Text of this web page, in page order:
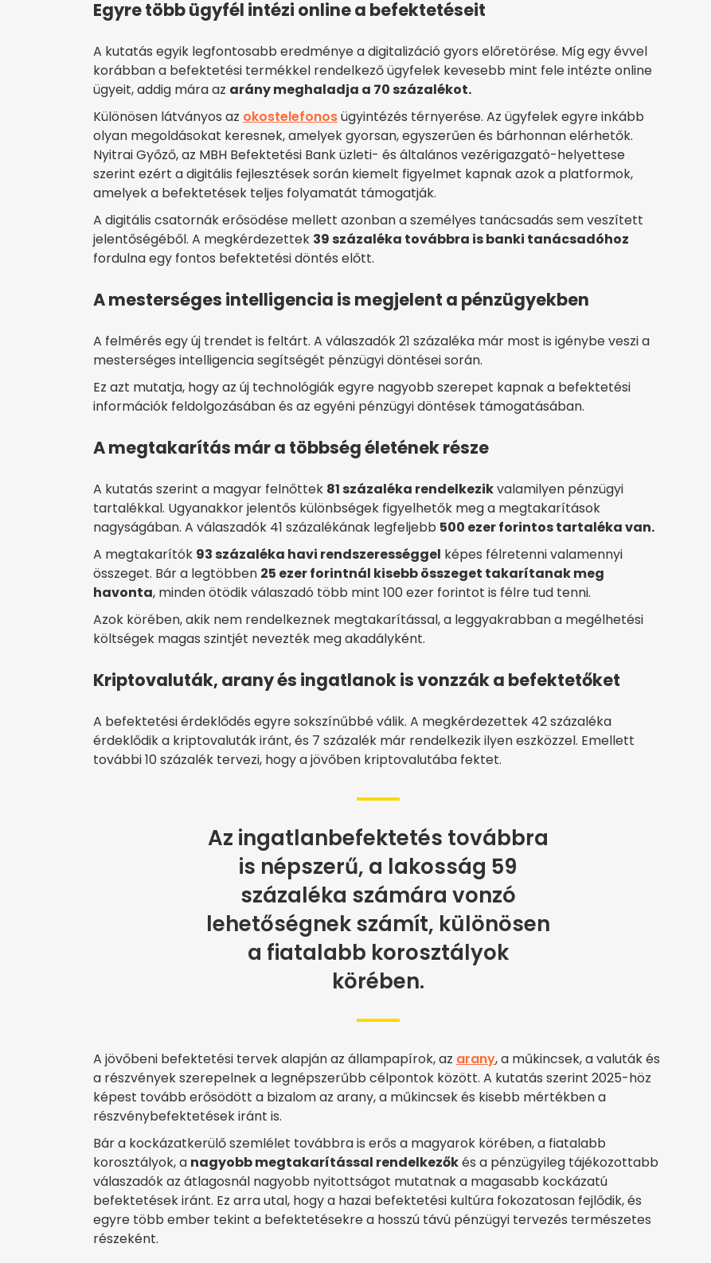
Egyre több ügyfél intézi online a befektetéseit
A kutatás egyik legfontosabb eredménye a digitalizáció gyors előretörése. Míg egy évvel
korábban a befektetési termékkel rendelkező ügyfelek kevesebb mint fele intézte online
ügyeit, addig mára az arány meghaladja a 70 százalékot.
Különösen látványos az okostelefonosügyintézés térnyerése. Az ügyfelek egyre inkább
olyan megoldásokat keresnek, amelyek gyorsan, egyszerűen és bárhonnan elérhetők.
Nyitrai Győző, az MBH Befektetési Bank üzleti- és általános vezérigazgató-helyettese
szerint ezért a digitális fejlesztések során kiemelt figyelmet kapnak azok a platformok,
amelyek a befektetések teljes folyamatát támogatják.
A digitális csatornák erősödése mellett azonban a személyes tanácsadás sem veszített
jelentőségéből. A megkérdezettek 39 százaléka továbbra is banki tanácsadóhoz
fordulna egy fontos befektetési döntés előtt.
A mesterséges intelligencia is megjelent a pénzügyekben
A felmérés egy új trendet is feltárt. A válaszadók 21 százaléka már most is igénybe veszi a
mesterséges intelligencia segítségét pénzügyi döntései során.
Ez azt mutatja, hogy az új technológiák egyre nagyobb szerepet kapnak a befektetési
információk feldolgozásában és az egyéni pénzügyi döntések támogatásában.
A megtakarítás már a többség életének része
A kutatás szerint a magyar felnőttek 81 százaléka rendelkezikvalamilyen pénzügyi
tartalékkal. Ugyanakkor jelentős különbségek figyelhetők meg a megtakarítások
nagyságában. A válaszadók 41 százalékának legfeljebb 500 ezer forintos tartaléka van.
A megtakarítók 93 százaléka havi rendszerességgel képes félretenni valamennyi
összeget. Bár a legtöbben 25 ezer forintnál kisebb összeget takarítanak meg
havonta, minden ötödik válaszadó több mint 100 ezer forintot is félre tud tenni.
Azok körében, akik nem rendelkeznek megtakarítással, a leggyakrabban a megélhetési
költségek magas szintjét nevezték meg akadályként.
Kriptovaluták, arany és ingatlanok is vonzzák a befektetőket
A befektetési érdeklődés egyre sokszínűbbé válik. A megkérdezettek 42 százaléka
érdeklődik a kriptovaluták iránt, és 7 százalék már rendelkezik ilyen eszközzel. Emellett
további 10 százalék tervezi, hogy a jövőben kriptovalutába fektet.
Az ingatlanbefektetés továbbra
is népszerű, a lakosság 59
százaléka számára vonzó
lehetőségnek számít, különösen
a fiatalabb korosztályok
körében.
A jövőbeni befektetési tervek alapján az állampapírok, az arany, a műkincsek, a valuták és
a részvények szerepelnek a legnépszerűbb célpontok között. A kutatás szerint 2025-höz
képest tovább erősödött a bizalom az arany, a műkincsek és kisebb mértékben a
részvénybefektetések iránt is.
Bár a kockázatkerülő szemlélet továbbra is erős a magyarok körében, a fiatalabb
korosztályok, a nagyobb megtakarítással rendelkezőkés a pénzügyileg tájékozottabb
válaszadók az átlagosnál nagyobb nyitottságot mutatnak a magasabb kockázatú
befektetések iránt. Ez arra utal, hogy a hazai befektetési kultúra fokozatosan fejlődik, és
egyre több ember tekint a befektetésekre a hosszú távú pénzügyi tervezés természetes
részeként.